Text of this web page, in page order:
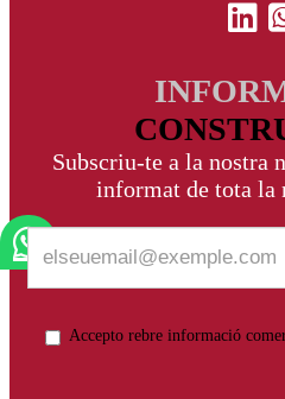
Subscriu-te a la nostra
informat de tota la
Accepto rebre informació